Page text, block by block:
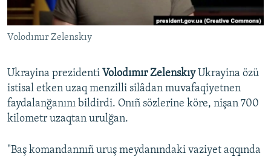
QOŞULIÑIZ!
RFE/RS bütün saytları
Volodımır Zelenskıy
Ukrayina prezidenti Volodımır ZelenskıyUkrayina özü
istisal etken uzaq menzilli silâdan muvafaqiyetnen
faydalanğanını bildirdi. Onıñ sözlerine köre, nişan 700
kilometr uzaqtan urulğan.
"Baş komandannıñ uruş meydanındaki vaziyet aqqında